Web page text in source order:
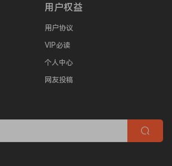
用户权益
用户协议
VIP必读
个人中心
网友投稿